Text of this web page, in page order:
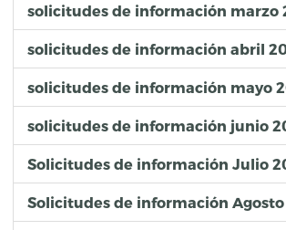
solicitudes de información marzo
solicitudes de información abril
solicitudes de información mayo
solicitudes de información junio
Solicitudes de información Julio
Solicitudes de información Agosto